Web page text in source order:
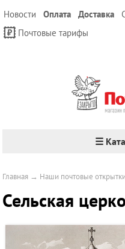
Новости Оплата Доставка
Почтовые тарифы
☰
Главная → Наши почтовые открытки
Сельская